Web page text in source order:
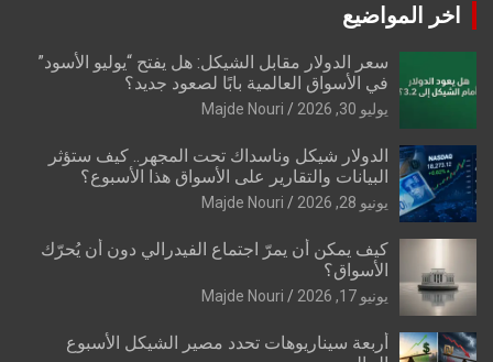
اخر المواضيع
سعر الدولار مقابل الشيكل: هل يفتح “يوليو الأسود”
في الأسواق العالمية بابًا لصعود جديد؟
يوليو 30, 2026 Majde Nouri
الدولار شيكل وناسداك تحت المجهر.. كيف ستؤثر
البيانات والتقارير على الأسواق هذا الأسبوع؟
يونيو 28, 2026 Majde Nouri
كيف يمكن أن يمرّ اجتماع الفيدرالي دون أن يُحرّك
الأسواق؟
يونيو 17, 2026 Majde Nouri
أربعة سيناريوهات تحدد مصير الشيكل الأسبوع